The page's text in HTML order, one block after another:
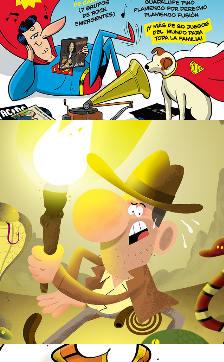
Acordes y viñetas 2025
Raiders!